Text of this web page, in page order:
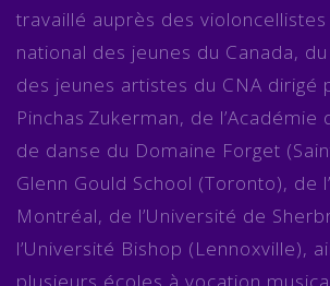
travaillé auprès des violoncellistes
national des jeunes du Canada,
des jeunes artistes du CNA dirigé
Pinchas Zukerman, de
de danse du Domaine Forget
Glenn Gould School (Toronto), de
Montréal, de l’Université de
l’Université Bishop (Lennoxville),